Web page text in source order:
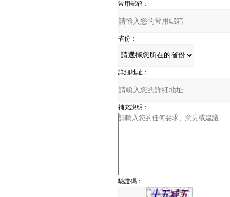
常用郵箱：
省份：
詳細地址：
補充說明：
驗證碼：